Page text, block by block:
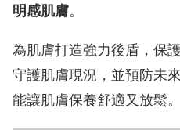
明感肌膚。
為肌膚打造強力後盾，保
守護肌膚現況，並預防未
能讓肌膚保養舒適又放鬆。